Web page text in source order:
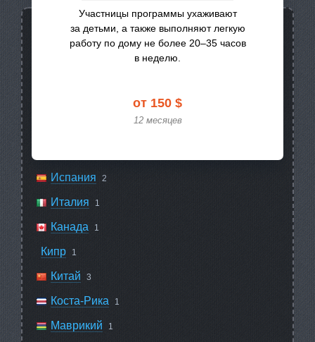
Участницы программы ухаживают
за детьми, а также выполняют легкую
работу по дому не более 20–35часов
в неделю.
от 150 $
12 месяцев
Международные 9
Великобритания 2
Испания 2
Италия 1
Канада 1
Кипр 1
Китай 3
Коста-Рика 1
Маврикий 1